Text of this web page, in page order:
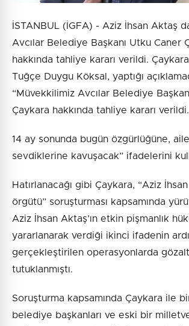
İSTANBUL (İGFA) - Aziz İhsan Aktaş
Avcılar Belediye Başkanı Utku Caner
hakkında tahliye kararı verildi.
Tuğçe Duygu Köksal, yaptığı
“Müvekkilimiz Avcılar Belediye
Çaykara hakkında tahliye kararı verildi.
14 ay sonunda bugün özgürlüğüne,
sevdiklerine kavuşacak” ifadelerini
Hatırlanacağı gibi Çaykara, “Aziz
örgütü” soruşturması kapsamında
Aziz İhsan Aktaş’ın etkin pişmanlık
yararlanarak verdiği ikinci ifadenin
gerçekleştirilen operasyonlarda
tutuklanmıştı.
Soruşturma kapsamında Çaykara ile
belediye başkanları ve eski bir